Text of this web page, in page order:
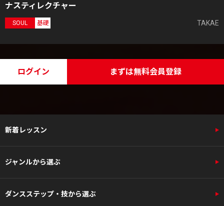
ナスティレクチャー
SOUL 基礎 TAKAE
ログイン まずは無料会員登録
新着レッスン
ジャンルから選ぶ
ダンスステップ・技から選ぶ